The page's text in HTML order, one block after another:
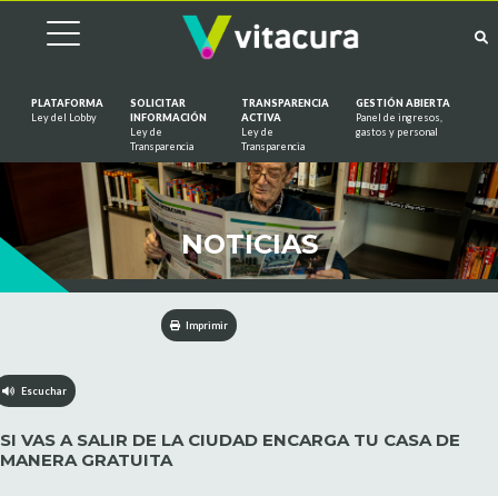
PLATAFORMA
Ley del Lobby
SOLICITAR
INFORMACIÓN
Ley de
Transparencia
TRANSPARENCIA
ACTIVA
Ley de
Transparencia
GESTIÓN ABIERTA
Panel de ingresos,
gastos y personal
NOTICIAS
Imprimir
Escuchar
SI VAS A SALIR DE LA CIUDAD ENCARGA TU CASA DE
MANERA GRATUITA